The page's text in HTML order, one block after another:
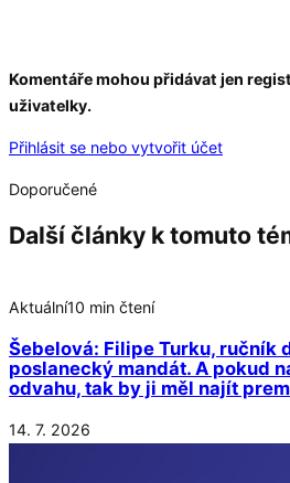
Komentáře mohou přidávat jen
uživatelky.
Přihlásit se nebo vytvořit účet
Doporučené
Další články k tomuto
Aktuální10 min čtení
Šebelová: Filipe Turku, ručník
poslanecký mandát. A pokud
odvahu, tak by ji měl najít
14. 7. 2026